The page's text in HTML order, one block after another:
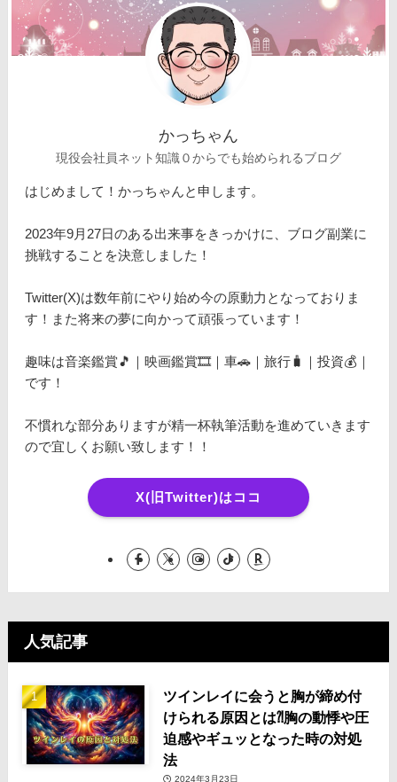
かっちゃん
現役会社員ネット知識０からでも始められるブログ
はじめまして！かっちゃんと申します。
2023年9月27日のある出来事をきっかけに、ブログ副業に
挑戦することを決意しました！
Twitter(X)は数年前にやり始め今の原動力となっておりま
す！また将来の夢に向かって頑張っています！
趣味は音楽鑑賞🎵｜映画鑑賞🎞️｜車🚗｜旅行🧳｜投資💰｜
です！
不慣れな部分ありますが精一杯執筆活動を進めていきます
ので宜しくお願い致します！！
X(旧Twitter)はココ
人気記事
ツインレイに会うと胸が締め付
けられる原因とは⁈胸の動悸や圧
迫感やギュッとなった時の対処
法
2024年3月23日